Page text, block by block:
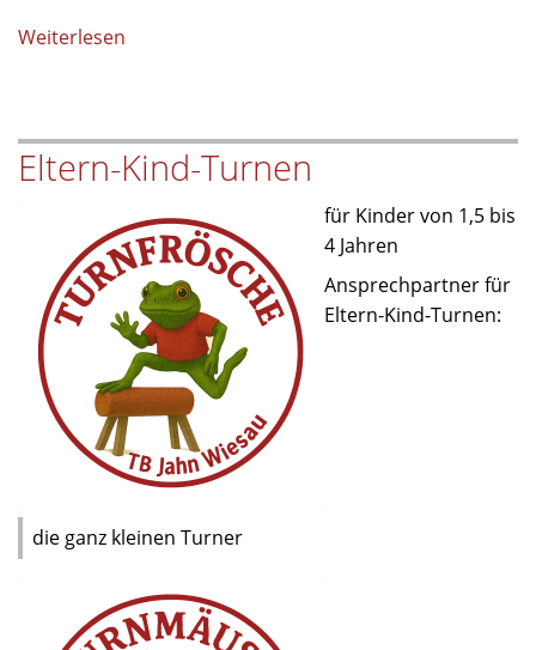
Weiterlesen
starten
zum
Schulanfang
Eltern-Kind-Turnen
die ganz kleinen Turner
für Kinder von 1,5 bis
4 Jahren
Ansprechpartner für
Eltern-Kind-Turnen: